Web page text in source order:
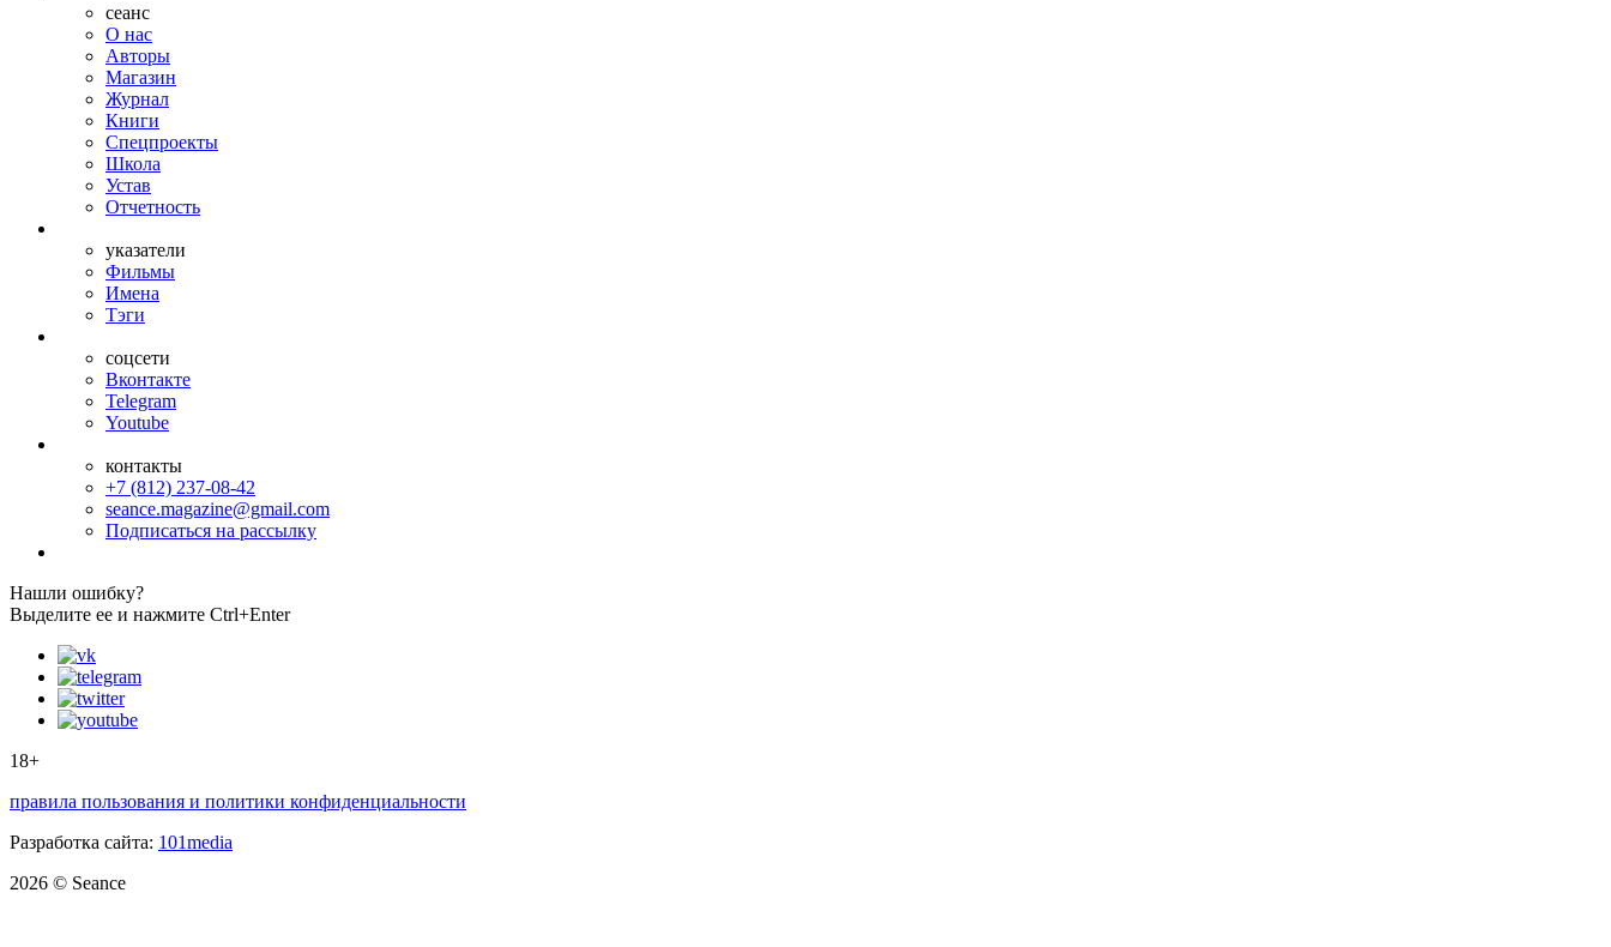
сеанс
О нас
Авторы
Магазин
Журнал
Книги
Спецпроекты
Школа
Устав
Отчетность
указатели
Фильмы
Имена
Тэги
соцсети
Вконтакте
Telegram
Youtube
контакты
+7 (812) 237-08-42
seance.magazine@gmail.com
Подписаться на рассылку
Нашли ошибку?
Выделите ее и нажмите Ctrl+Enter
18+
правила пользования и политики конфиденциальности
Разработка сайта: 101media
2026 © Seance